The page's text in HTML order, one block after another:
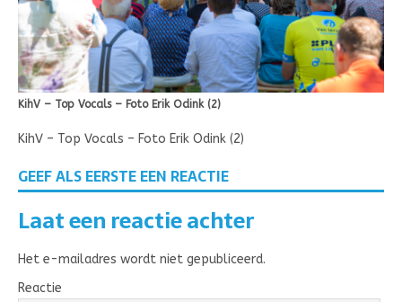
KihV – Top Vocals – Foto Erik Odink (2)
KihV – Top Vocals – Foto Erik Odink (2)
GEEF ALS EERSTE EEN REACTIE
Laat een reactie achter
Het e-mailadres wordt niet gepubliceerd.
Reactie